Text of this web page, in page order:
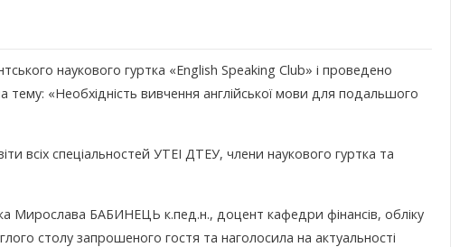
наукового гуртка «English Speaking Club» і проведено
тему: «Необхідність вивчення англійської мови для подальшого
всіх спеціальностей УТЕІ ДТЕУ, члени наукового гуртка та
Мирослава БАБИНЕЦЬ к.пед.н., доцент кафедри фінансів, обліку
столу запрошеного гостя та наголосила на актуальності